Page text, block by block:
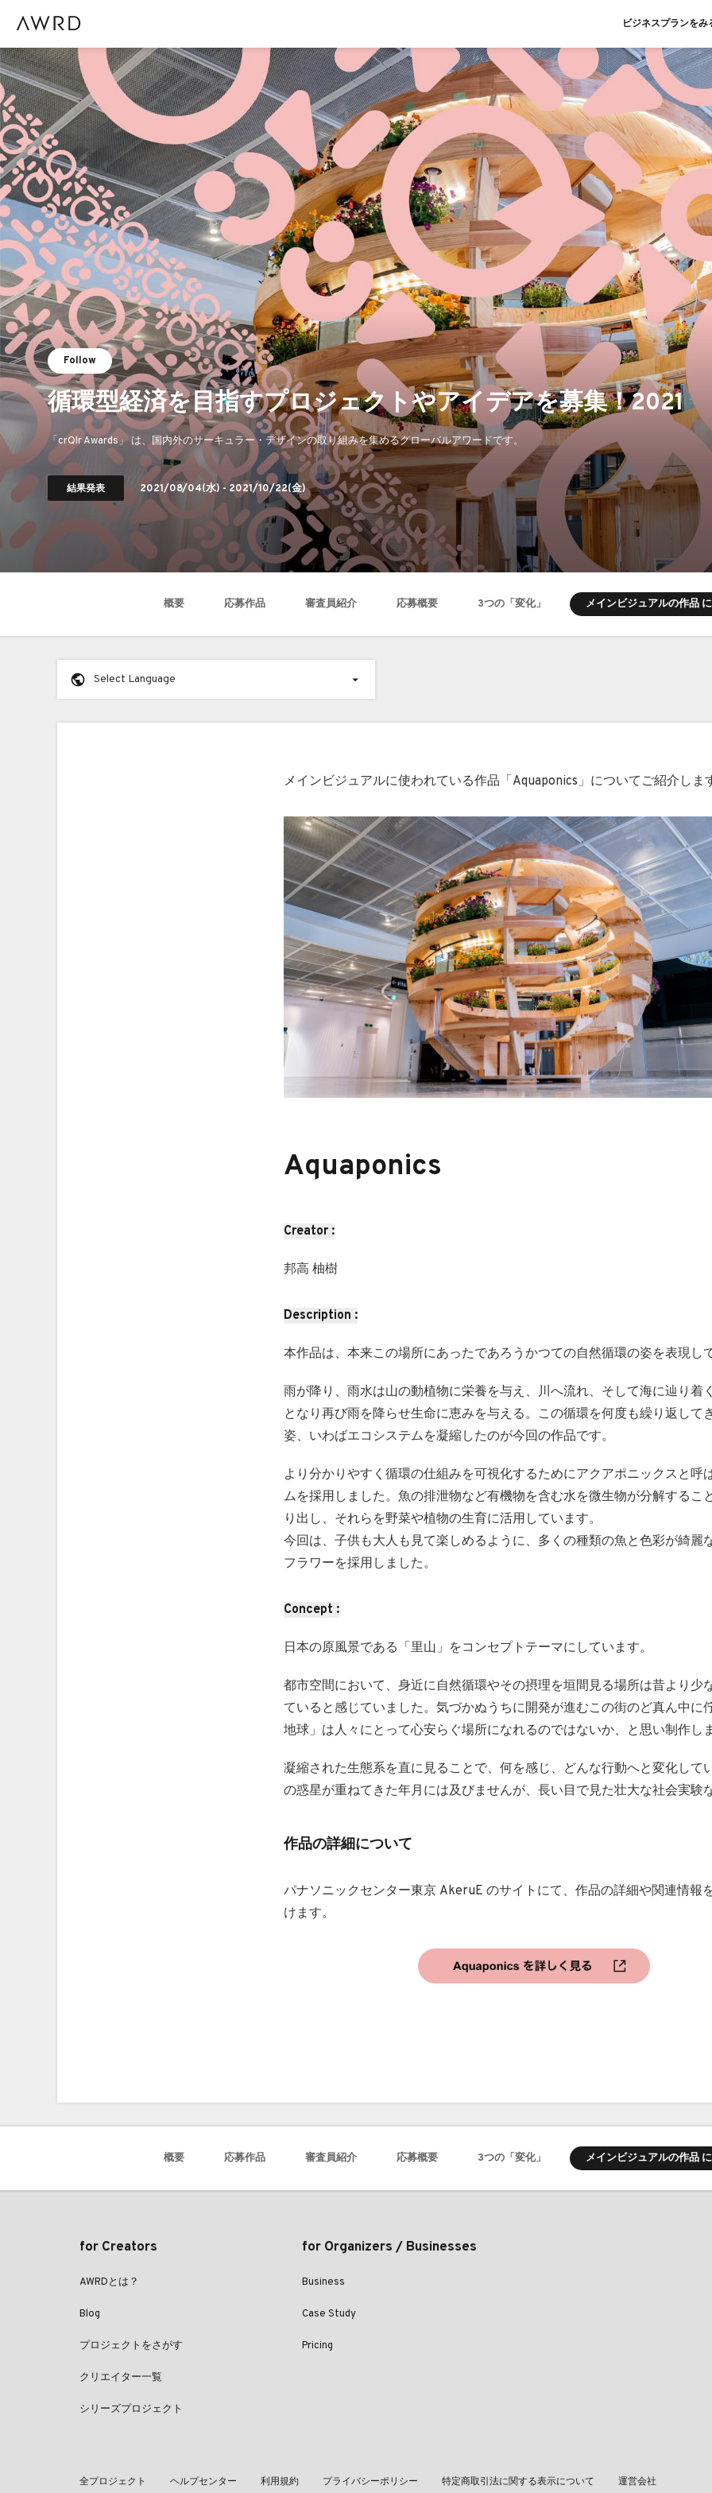
ビジネスプランをみ
Follow
循環型経済を目指すプロジェクトやアイデアを募集！2021
「crQlr Awards」 は、国内外のサーキュラー・デザインの取り組みを集めるグローバルアワードです。
結果発表 2021/08/04(水) -2021/10/22(金)
概要 応募作品 審査員紹介 応募概要 3つの「変化」 メインビジュアルの作品
Select Language
メインビジュアルに使われている作品「Aquaponics」についてご紹介しま
Aquaponics
Creator :
邦高 柚樹
Description :
本作品は、本来この場所にあったであろうかつての自然循環の姿を表現し
雨が降り、雨水は山の動植物に栄養を与え、川へ流れ、そして海に辿り着
となり再び雨を降らせ生命に恵みを与える。この循環を何度も繰り返して
姿、いわばエコシステムを凝縮したのが今回の作品です。
より分かりやすく循環の仕組みを可視化するためにアクアポニックスと呼
ムを採用しました。魚の排泄物など有機物を含む水を微生物が分解するこ
り出し、それらを野菜や植物の生育に活用しています。
今回は、子供も大人も見て楽しめるように、多くの種類の魚と色彩が綺麗
フラワーを採用しました。
Concept :
日本の原風景である「里山」をコンセプトテーマにしています。
都市空間において、身近に自然循環やその摂理を垣間見る場所は昔より少
ていると感じていました。気づかぬうちに開発が進むこの街のど真ん中に
地球」は人々にとって心安らぐ場所になれるのではないか、と思い制作し
凝縮された生態系を直に見ることで、何を感じ、どんな行動へと変化して
の惑星が重ねてきた年月には及びませんが、長い目で見た壮大な社会実験
作品の詳細について
パナソニックセンター東京 AkeruE のサイトにて、作品の詳細や関連情報
けます。
概要 応募作品 審査員紹介 応募概要 3つの「変化」 メインビジュアルの作品
for Creators
AWRDとは？
Blog
プロジェクトをさがす
クリエイター一覧
シリーズプロジェクト
for Organizers / Businesses
Business
Case Study
Pricing
全プロジェクト ヘルプセンター 利用規約 プライバシーポリシー 特定商取引法に関する表示について 運営会社